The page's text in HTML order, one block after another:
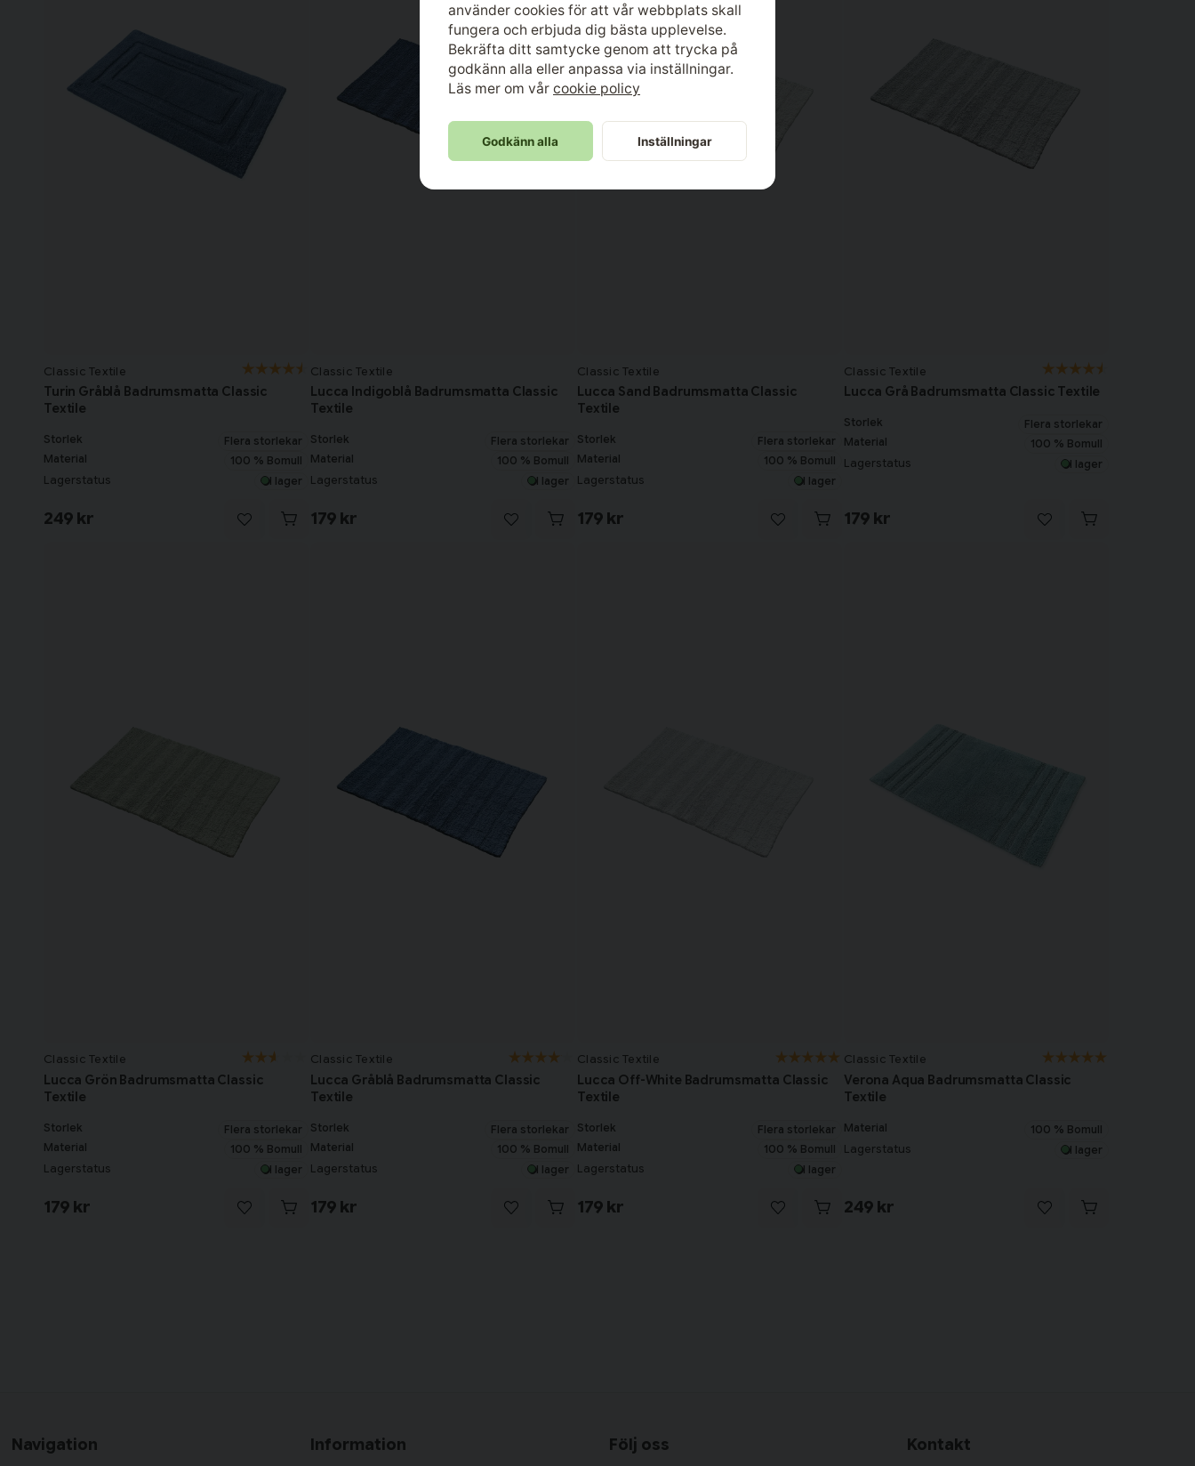
Classic Textile
Turin Gråblå Badrumsmatta Classic
Textile
Storlek
Flera storlekar
Material
100 % Bomull
Lagerstatus I lager
249 kr
Classic Textile
Lucca Indigoblå Badrumsmatta Classic
Textile
Storlek
Flera storlekar
Material
100 % Bomull
Lagerstatus I lager
179 kr
Classic Textile
Lucca Sand Badrumsmatta Classic
Textile
Storlek
Flera storlekar
Material
100 % Bomull
Lagerstatus I lager
179 kr
Classic Textile
Lucca Grå Badrumsmatta Classic Textile
Storlek
Flera storlekar
Material
100 % Bomull
Lagerstatus I lager
179 kr
Classic Textile
Lucca Grön Badrumsmatta Classic
Textile
Storlek
Flera storlekar
Material
100 % Bomull
Lagerstatus I lager
179 kr
Classic Textile
Lucca Gråblå Badrumsmatta Classic
Textile
Storlek
Flera storlekar
Material
100 % Bomull
Lagerstatus I lager
179 kr
Classic Textile
Lucca Off-White Badrumsmatta Classic
Textile
Storlek
Flera storlekar
Material
100 % Bomull
Lagerstatus I lager
179 kr
Classic Textile
Verona Aqua Badrumsmatta Classic
Textile
Material 100 % Bomull
Lagerstatus I lager
249 kr
Navigation Information Följ oss Kontakt
använder cookies för att vår webbplats skall
fungera och erbjuda dig bästa upplevelse.
Bekräfta ditt samtycke genom att trycka på
godkänn alla eller anpassa via inställningar.
Läs mer om vår cookie policy
Godkänn alla Inställningar